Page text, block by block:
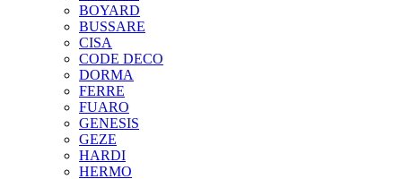
BOYARD
BUSSARE
CISA
CODE DECO
DORMA
FERRE
FUARO
GENESIS
GEZE
HARDI
HERMO